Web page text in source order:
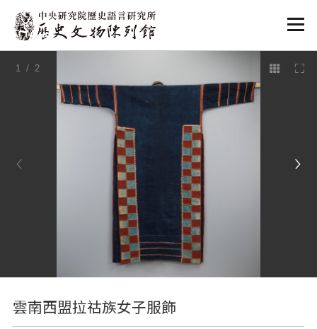
:::
1 / 2
雲南西盟拉祜族女子服飾